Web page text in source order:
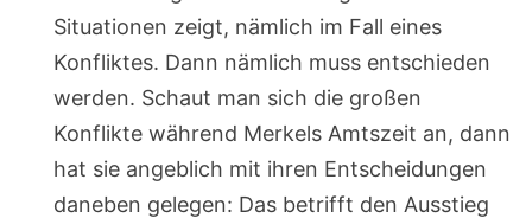
Situationen zeigt, nämlich im Fall eines
Konfliktes. Dann nämlich muss entschieden
werden. Schaut man sich die großen
Konflikte während Merkels Amtszeit an, dann
hat sie angeblich mit ihren Entscheidungen
daneben gelegen: Das betrifft den Ausstieg